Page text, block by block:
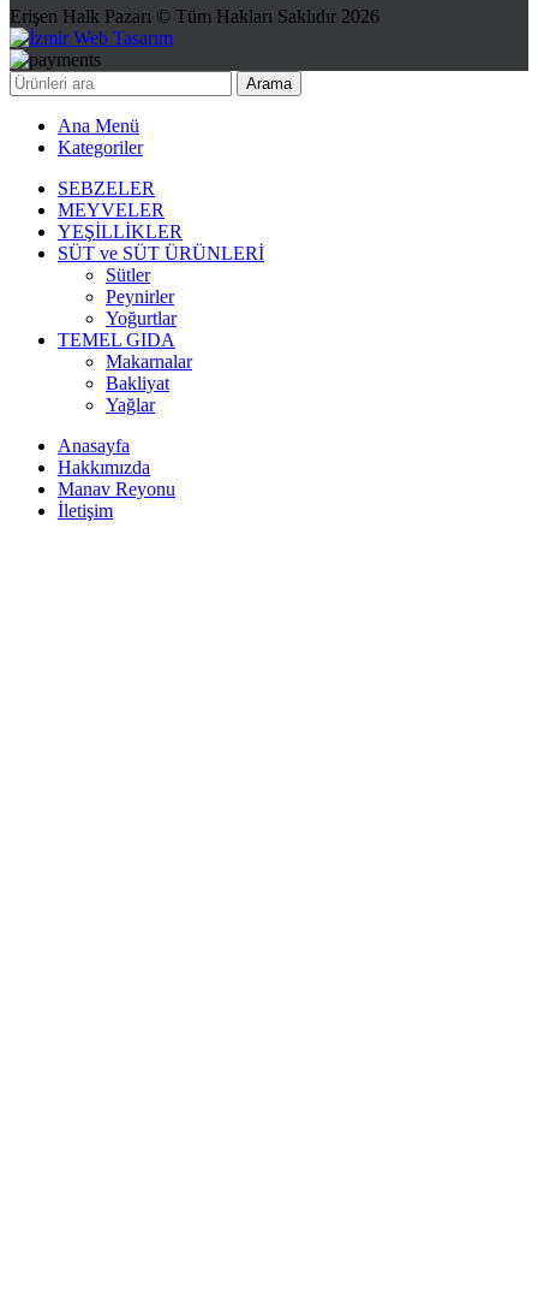
Erişen Halk Pazarı © Tüm Hakları Saklıdır 2026
Arama
Ana Menü
Kategoriler
SEBZELER
MEYVELER
YEŞİLLİKLER
SÜT ve SÜT ÜRÜNLERİ
Sütler
Peynirler
Yoğurtlar
TEMEL GIDA
Makarnalar
Bakliyat
Yağlar
Anasayfa
Hakkımızda
Manav Reyonu
İletişim